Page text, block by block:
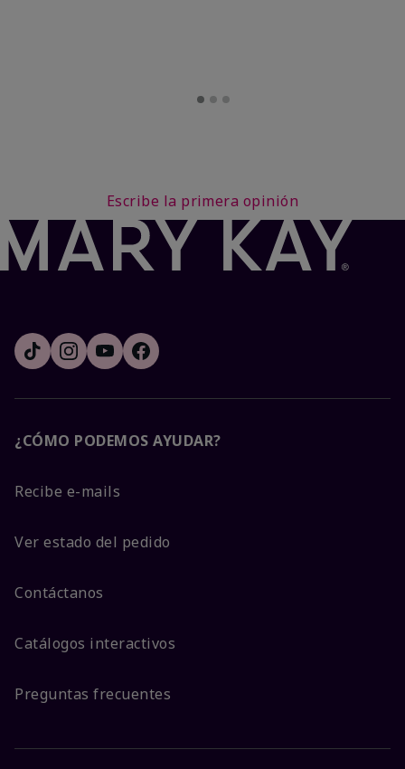
Escribe la primera opinión
¿CÓMO PODEMOS AYUDAR?
Recibe e-mails
Ver estado del pedido
Contáctanos
Catálogos interactivos
Preguntas frecuentes